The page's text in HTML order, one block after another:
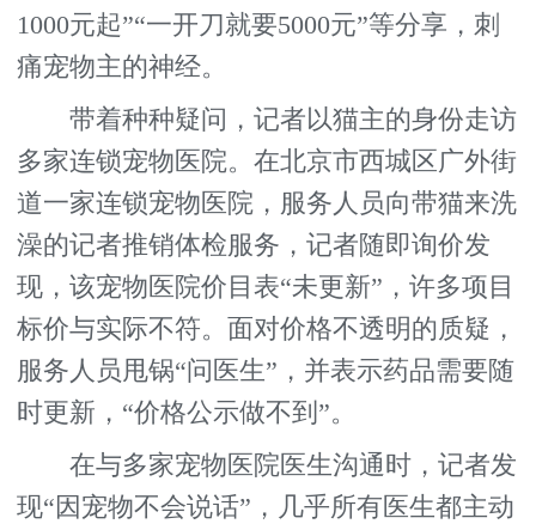
1000元起”“一开刀就要5000元”等分享，刺
痛宠物主的神经。
带着种种疑问，记者以猫主的身份走访
多家连锁宠物医院。在北京市西城区广外街
道一家连锁宠物医院，服务人员向带猫来洗
澡的记者推销体检服务，记者随即询价发
现，该宠物医院价目表“未更新”，许多项目
标价与实际不符。面对价格不透明的质疑，
服务人员甩锅“问医生”，并表示药品需要随
时更新，“价格公示做不到”。
在与多家宠物医院医生沟通时，记者发
现“因宠物不会说话”，几乎所有医生都主动